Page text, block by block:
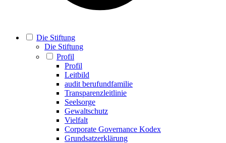
Die Stiftung
Die Stiftung
Profil
Profil
Leitbild
audit berufundfamilie
Transparenzleitlinie
Seelsorge
Gewaltschutz
Vielfalt
Corporate Governance Kodex
Grundsatzerklärung